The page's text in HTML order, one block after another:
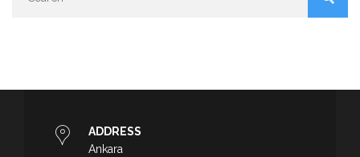
ADDRESS
Ankara